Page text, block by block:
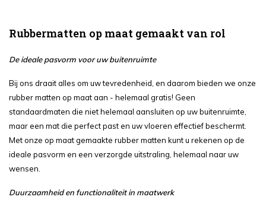
Rubbermatten op maat gemaakt van rol
De ideale pasvorm voor uw buitenruimte
Bij ons draait alles om uw tevredenheid, en daarom bieden we onze
rubber matten op maat aan - helemaal gratis! Geen
standaardmaten die niet helemaal aansluiten op uw buitenruimte,
maar een mat die perfect past en uw vloeren effectief beschermt.
Met onze op maat gemaakte rubber matten kunt u rekenen op de
ideale pasvorm en een verzorgde uitstraling, helemaal naar uw
wensen.
Duurzaamheid en functionaliteit in maatwerk